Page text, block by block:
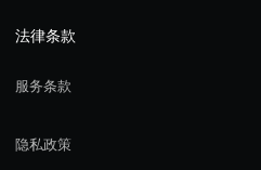
法律条款
服务条款
隐私政策